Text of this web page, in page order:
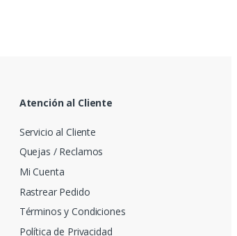
Atención al Cliente
Servicio al Cliente
Quejas / Reclamos
Mi Cuenta
Rastrear Pedido
Términos y Condiciones
Política de Privacidad